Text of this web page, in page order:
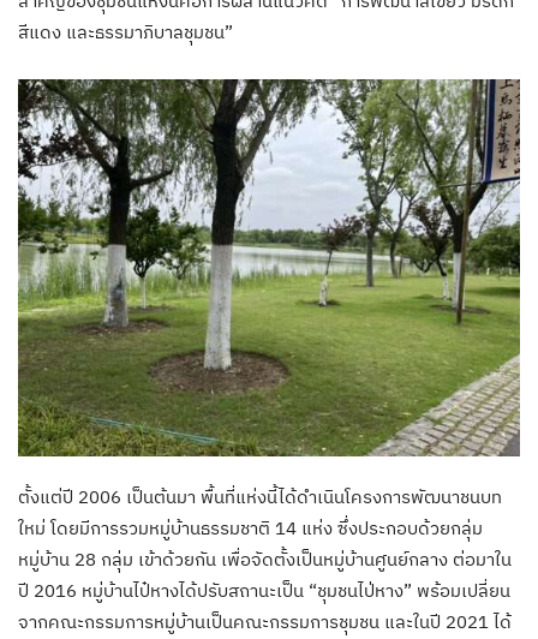
สีแดง และธรรมาภิบาลชุมชน”
ตั้งแต่ปี 2006 เป็นต้นมา พื้นที่แห่งนี้ได้ดำเนินโครงการพัฒนาชนบท
ใหม่ โดยมีการรวมหมู่บ้านธรรมชาติ 14 แห่ง ซึ่งประกอบด้วยกลุ่ม
หมู่บ้าน 28 กลุ่ม เข้าด้วยกัน เพื่อจัดตั้งเป็นหมู่บ้านศูนย์กลาง ต่อมาใน
ปี 2016 หมู่บ้านไป๋หางได้ปรับสถานะเป็น “ชุมชนไป่หาง” พร้อมเปลี่ยน
จากคณะกรรมการหมู่บ้านเป็นคณะกรรมการชุมชน และในปี 2021 ได้